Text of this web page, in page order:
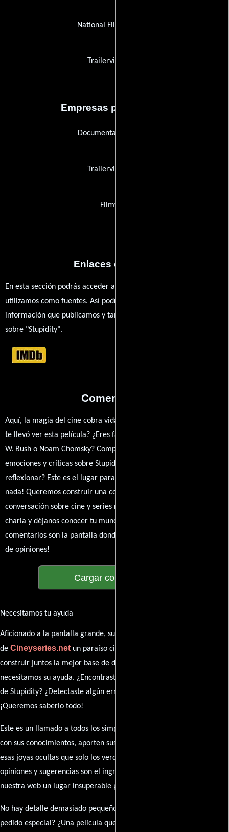
National Film Network
Trailervision Inc.
Empresas productoras
Documentary Channel
Trailervision Inc.
Filmwelt
Enlaces externos
En esta sección podrás acceder a los recursos externos que
utilizamos como fuentes. Así podrás chequear toda la
información que publicamos y también ampliar tu conocimiento
sobre "Stupidity".
Comentarios
Aquí, la magia del cine cobra vida a través de tus opiniones. ¿Qué
te llevó ver esta película? ¿Eres fan de Albert Nerenberg, George
W. Bush o Noam Chomsky? Comparte tus pensamientos,
emociones y críticas sobre Stupidity. ¿Te hizo reír, llorar o
reflexionar? Este es el lugar para expresarlo. ¡No te guardes
nada! Queremos construir una comunidad apasionada donde la
conversación sobre cine y series nunca se detenga. Únete a la
charla y déjanos conocer tu mundo cinematográfico. ¡Los
comentarios son la pantalla donde se proyecta nuestra diversidad
de opiniones!
Cargar comentarios
Necesitamos tu ayuda
Aficionado a la pantalla grande, su participación es clave para hacer
de Cineyseries.netun paraíso cinéfilo completo. Queremos
construir juntos la mejor base de datos cinematográfica, pero
necesitamos su ayuda. ¿Encontraste algún dato faltante en la ficha
de Stupidity? ¿Detectaste algún error en la sinopsis o el elenco?
¡Queremos saberlo todo!
Este es un llamado a todos los simpatizantes del cine: contribuyan
con sus conocimientos, aporten sus descubrimientos y compartan
esas joyas ocultas que solo los verdaderos fanáticos conocen. Sus
opiniones y sugerencias son el ingrediente secreto que hará de
nuestra web un lugar insuperable para los amantes del celuloide.
No hay detalle demasiado pequeño ni opinión insignificante. ¿Algún
pedido especial? ¿Una película que sueñas con ver reseñada?